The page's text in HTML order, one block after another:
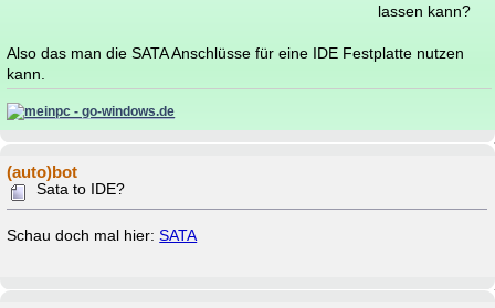
lassen kann?
Also das man die SATA Anschlüsse für eine IDE Festplatte nutzen
kann.
(auto)bot
Sata to IDE?
Schau doch mal hier:SATA